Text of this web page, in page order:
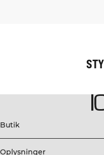
Butik
Oplysninger